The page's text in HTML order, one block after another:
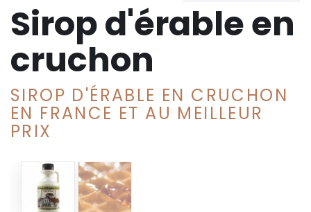
Sirop d'érable en
cruchon
SIROP D'ÉRABLE EN CRUCHON
EN FRANCE ET AU MEILLEUR
PRIX